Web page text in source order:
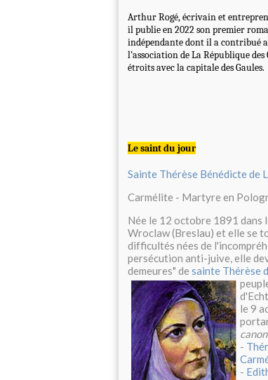
Arthur Rogé, écrivain et
il publie en 2022 son premier
indépendante dont il a contribué
l’association de La République
étroits avec la capitale des Gaules.
Le saint du jour
Sainte Thérèse Bénédicte de
Carmélite - Martyre en
Née le 12 octobre 1891 dans
Wroclaw (Breslau) et elle se
difficultés nées de
persécution anti-juive, elle
demeures" de sainte Thérèse
le 9
-
-